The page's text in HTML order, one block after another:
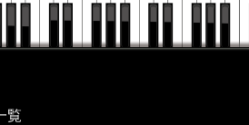
覧